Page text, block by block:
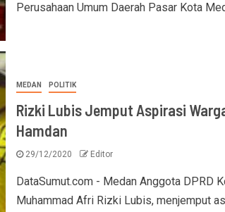
Perusahaan Umum Daerah Pasar Kota
MEDAN POLITIK
Rizki Lubis Jemput Aspirasi
Hamdan
29/12/2020 Editor
DataSumut.com - Medan Anggota DPRD
Muhammad Afri Rizki Lubis, menjemput